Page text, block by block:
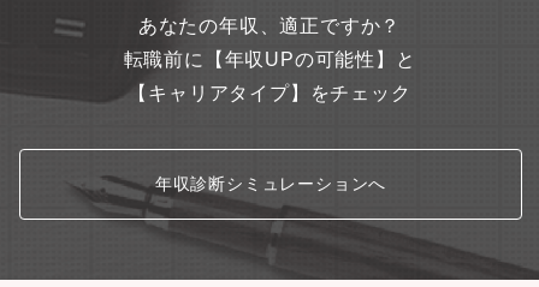
あなたの年収、適正ですか？
転職前に【年収UPの可能性】と
【キャリアタイプ】をチェック
年収診断シミュレーションへ